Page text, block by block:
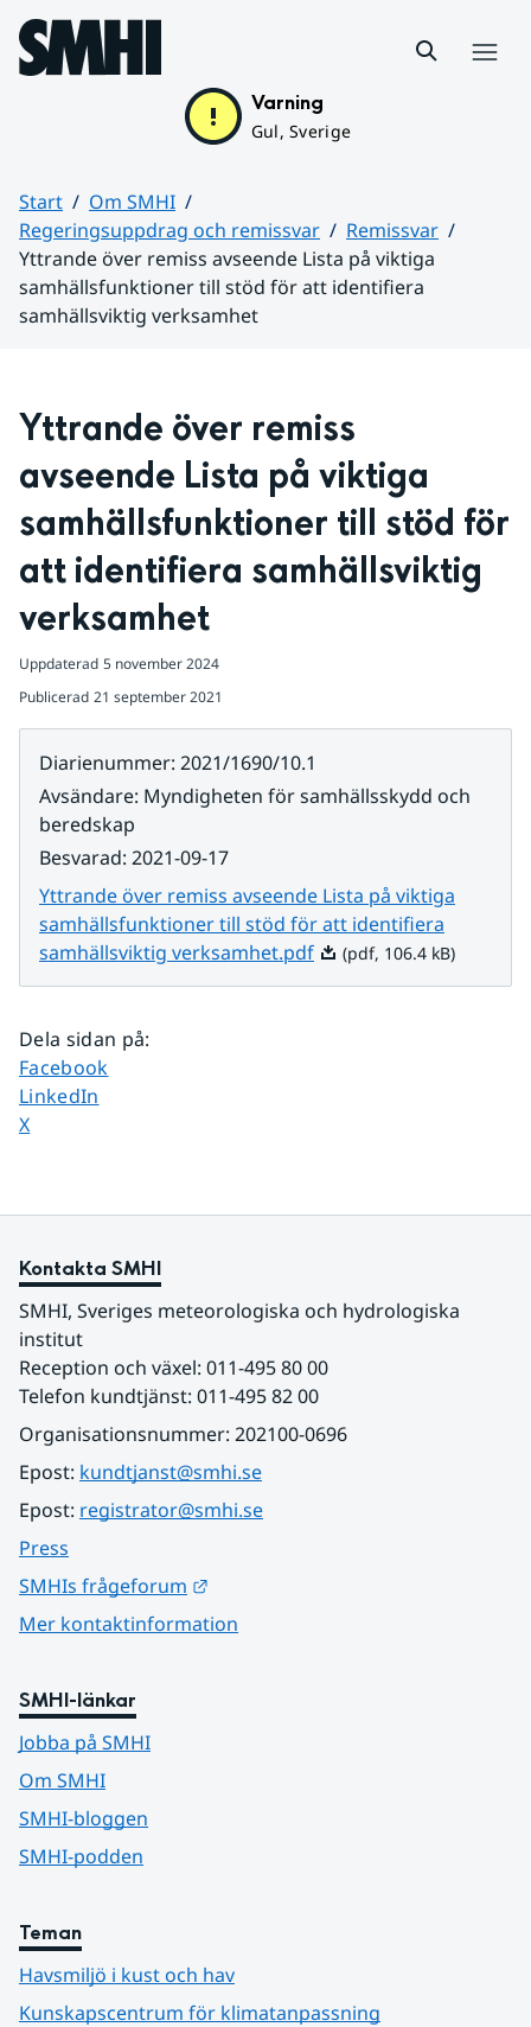
Hoppa till sidans innehåll
Varning
Gul, Sverige
Start
Om SMHI
Regeringsuppdrag och remissvar
Remissvar
Yttrande över remiss avseende Lista på viktiga
samhällsfunktioner till stöd för att identifiera
samhällsviktig verksamhet
Yttrande över remiss
avseende Lista på viktiga
samhällsfunktioner till stöd för
att identifiera samhällsviktig
verksamhet
Uppdaterad 5 november 2024
Publicerad 21 september 2021
Diarienummer: 2021/1690/10.1
Avsändare: Myndigheten för samhällsskydd och
beredskap
Besvarad: 2021-09-17
Yttrande över remiss avseende Lista på viktiga
samhällsfunktioner till stöd för att identifiera
samhällsviktig verksamhet.pdfPdf, 106.4 kB.
(pdf, 106.4 kB)
Dela sidan på:
Dela sidan på
Facebook
Dela sidan på
LinkedIn
Dela sidan på
X
Kontakta SMHI
SMHI, Sveriges meteorologiska och hydrologiska
institut
Reception och växel: 011-495 80 00
Telefon kundtjänst: 011-495 82 00
Organisationsnummer: 202100-0696
Epost: kundtjanst@smhi.se
Epost: registrator@smhi.se
Press
SMHIs frågeforum
Mer kontaktinformation
SMHI-länkar
Jobba på SMHI
Om SMHI
SMHI-bloggen
SMHI-podden
Teman
Havsmiljö i kust och hav
Kunskapscentrum för klimatanpassning